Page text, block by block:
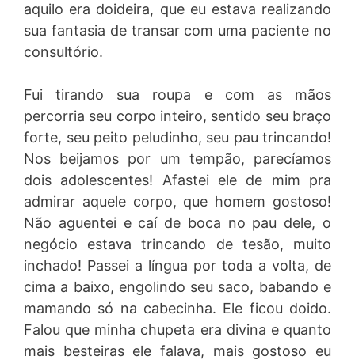
aquilo era doideira, que eu estava realizando
sua fantasia de transar com uma paciente no
consultório.
Fui tirando sua roupa e com as mãos
percorria seu corpo inteiro, sentido seu braço
forte, seu peito peludinho, seu pau trincando!
Nos beijamos por um tempão, parecíamos
dois adolescentes! Afastei ele de mim pra
admirar aquele corpo, que homem gostoso!
Não aguentei e caí de boca no pau dele, o
negócio estava trincando de tesão, muito
inchado! Passei a língua por toda a volta, de
cima a baixo, engolindo seu saco, babando e
mamando só na cabecinha. Ele ficou doido.
Falou que minha chupeta era divina e quanto
mais besteiras ele falava, mais gostoso eu